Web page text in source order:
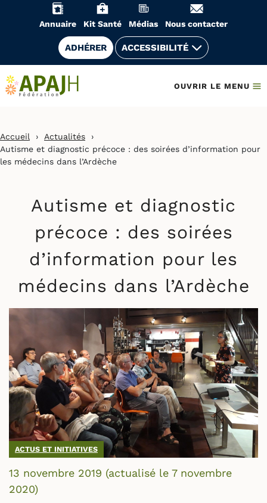
Annuaire Kit Santé Médias Nous contacter
ADHÉRER ACCESSIBILITÉ
OUVRIR LE MENU
Accueil › Actualités
›
Autisme et diagnostic précoce : des soirées d’information pour
les médecins dans l’Ardèche
Autisme et diagnostic
précoce : des soirées
d’information pour les
médecins dans l’Ardèche
ACTUS ET INITIATIVES
13 novembre 2019 (actualisé le 7 novembre
2020)